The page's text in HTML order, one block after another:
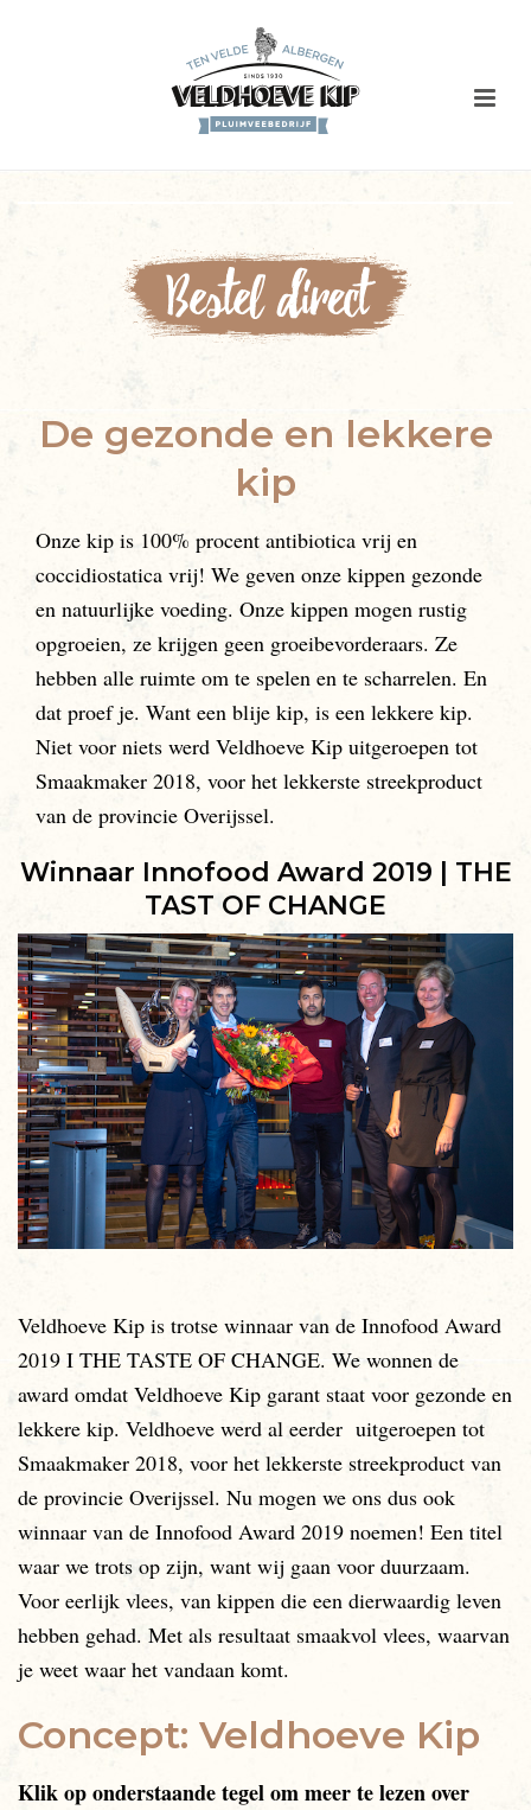
De gezonde en lekkere
kip
Onze kip is 100% procent antibiotica vrij en
coccidiostatica vrij! We geven onze kippen gezonde
en natuurlijke voeding. Onze kippen mogen rustig
opgroeien, ze krijgen geen groeibevorderaars. Ze
hebben alle ruimte om te spelen en te scharrelen. En
dat proef je. Want een blije kip, is een lekkere kip.
Niet voor niets werd Veldhoeve Kip uitgeroepen tot
Smaakmaker 2018, voor het lekkerste streekproduct
van de provincie Overijssel.
Winnaar Innofood Award 2019 | THE
TAST OF CHANGE
Veldhoeve Kip is trotse winnaar van de Innofood Award
2019 I THE TASTE OF CHANGE. We wonnen de
award omdat Veldhoeve Kip garant staat voor gezonde en
lekkere kip. Veldhoeve werd al eerder uitgeroepen tot
Smaakmaker 2018, voor het lekkerste streekproduct van
de provincie Overijssel. Nu mogen we ons dus ook
winnaar van de Innofood Award 2019 noemen! Een titel
waar we trots op zijn, want wij gaan voor duurzaam.
Voor eerlijk vlees, van kippen die een dierwaardig leven
hebben gehad. Met als resultaat smaakvol vlees, waarvan
je weet waar het vandaan komt.
Concept: Veldhoeve Kip
Klik op onderstaande tegel om meer te lezen over